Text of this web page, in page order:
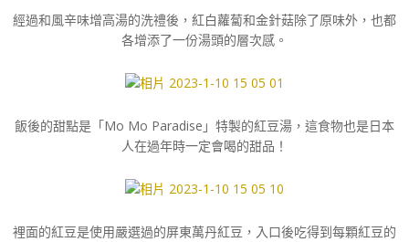
經過和風辛味增高湯的洗禮後，紅白蘿蔔和金針菇除了原味外，也都
各增添了一份湯頭的層次感。
飯後的甜點是「Mo Mo Paradise」特製的紅豆湯，這食物也是日本
人在過年時一定會喝的甜品！
裡面的紅豆是使用嚴選過的屏東萬丹紅豆，入口後吃得到每顆紅豆的